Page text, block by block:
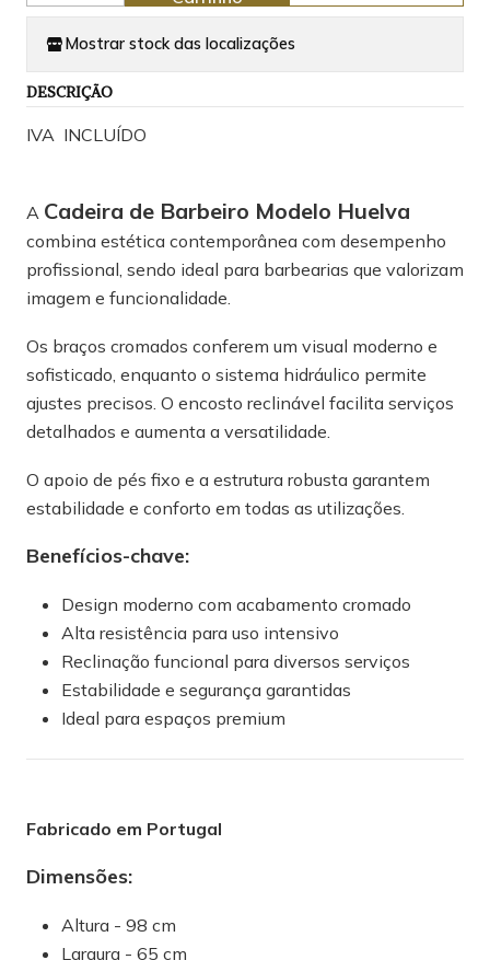
Mostrar stock das localizações
DESCRIÇÃO
IVA INCLUÍDO
A Cadeira de Barbeiro Modelo Huelva
combina estética contemporânea com desempenho
profissional, sendo ideal para barbearias que valorizam
imagem e funcionalidade.
Os braços cromados conferem um visual moderno e
sofisticado, enquanto o sistema hidráulico permite
ajustes precisos. O encosto reclinável facilita serviços
detalhados e aumenta a versatilidade.
O apoio de pés fixo e a estrutura robusta garantem
estabilidade e conforto em todas as utilizações.
Benefícios-chave:
Design moderno com acabamento cromado
Alta resistência para uso intensivo
Reclinação funcional para diversos serviços
Estabilidade e segurança garantidas
Ideal para espaços premium
Fabricado em Portugal
Dimensões:
Altura - 98 cm
Largura - 65 cm